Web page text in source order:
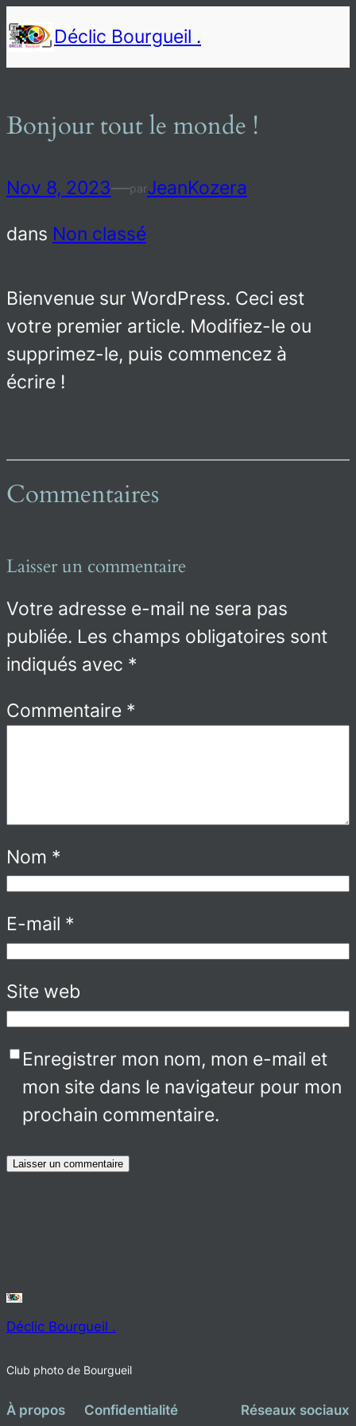
Aller
au
contenu
Déclic Bourgueil .
Bonjour tout le monde !
Nov 8, 2023—parJeanKozera
dans Non classé
Bienvenue sur WordPress. Ceci est
votre premier article. Modifiez-le ou
supprimez-le, puis commencez à
écrire !
Commentaires
Laisser un commentaire
Votre adresse e-mail ne sera pas
publiée. Les champs obligatoires sont
indiqués avec *
Commentaire *
Nom *
E-mail *
Site web
Enregistrer mon nom, mon e-mail et
mon site dans le navigateur pour mon
prochain commentaire.
Déclic Bourgueil .
Club photo de Bourgueil
À propos Confidentialité Réseaux sociaux